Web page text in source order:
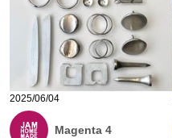
2025/06/04
Magenta 4